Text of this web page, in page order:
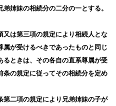
姉妹の相続分の二分の一とする。
は第三項の規定により相続人とな
が受けるべきであったものと同じ
るときは、その各自の直系尊属が受
の規定に従ってその相続分を定め
二項の規定により兄弟姉妹の子が